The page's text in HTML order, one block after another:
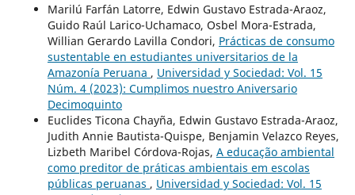
Marilú Farfán Latorre, Edwin Gustavo Estrada-Araoz,
Guido Raúl Larico-Uchamaco, Osbel Mora-Estrada,
Willian Gerardo Lavilla Condori, Prácticas de consumo
sustentable en estudiantes universitarios de la
Amazonía Peruana , Universidad y Sociedad: Vol. 15
Núm. 4 (2023): Cumplimos nuestro Aniversario
Decimoquinto
Euclides Ticona Chayña, Edwin Gustavo Estrada-Araoz,
Judith Annie Bautista-Quispe, Benjamin Velazco Reyes,
Lizbeth Maribel Córdova-Rojas, A educação ambiental
como preditor de práticas ambientais em escolas
públicas peruanas , Universidad y Sociedad: Vol. 15